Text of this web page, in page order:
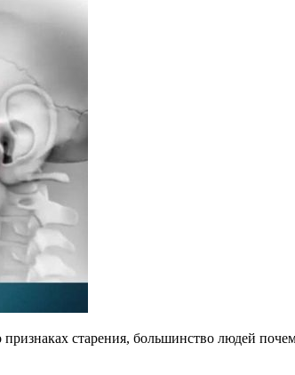
признаках старения, большинство людей